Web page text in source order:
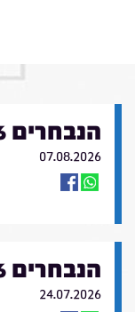
הנבחרים 7.8.26
07.08.2026
הנבחרים 24.7.26
24.07.2026